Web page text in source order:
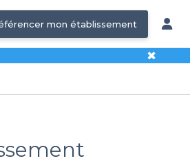
mon établissement
✖